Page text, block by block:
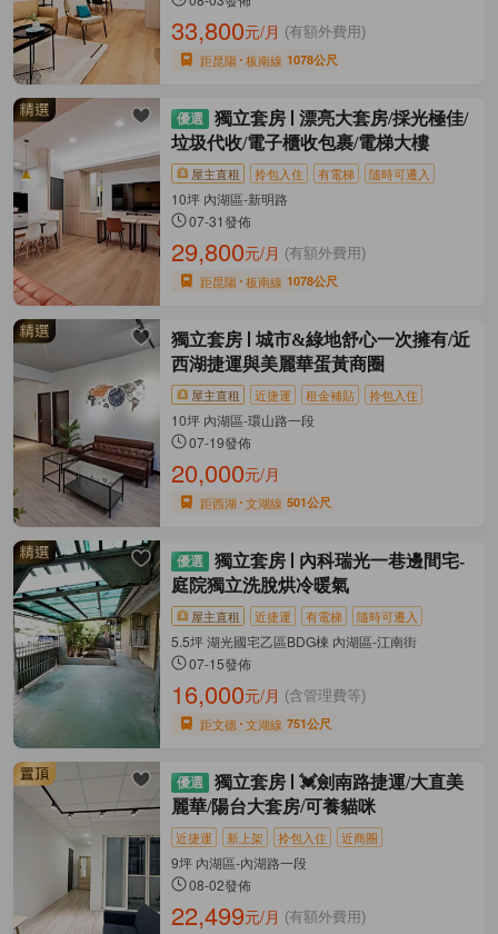
33,800元/月 (有額外費用)
距昆陽 板南線 1078公尺
獨立套房
漂亮大套房/採光極佳/
垃圾代收/電子櫃收包裹/電梯大樓
屋主直租 拎包入住 有電梯 隨時可遷入
10坪 內湖區-新明路
07-31發佈
29,800元/月 (有額外費用)
距昆陽 板南線 1078公尺
獨立套房
城市&綠地舒心一次擁有/近
西湖捷運與美麗華蛋黃商圈
屋主直租 近捷運 租金補貼 拎包入住
10坪 內湖區-環山路一段
07-19發佈
20,000元/月
距西湖 文湖線 501公尺
獨立套房
內科瑞光一巷邊間宅-
庭院獨立洗脫烘冷暖氣
屋主直租 近捷運 有電梯 隨時可遷入
5.5坪 湖光國宅乙區BDG棟 內湖區-江南街
07-15發佈
16,000元/月 (含管理費等)
距文德 文湖線 751公尺
獨立套房
💓劍南路捷運/大直美
麗華/陽台大套房/可養貓咪
近捷運 新上架 拎包入住 近商圈
9坪 內湖區-內湖路一段
08-02發佈
22,499元/月 (有額外費用)